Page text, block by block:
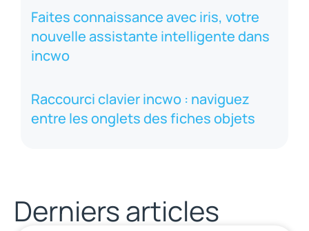
Faites connaissance avec iris, votre
nouvelle assistante intelligente dans
incwo
Raccourci clavier incwo : naviguez
entre les onglets des fiches objets
Derniers articles